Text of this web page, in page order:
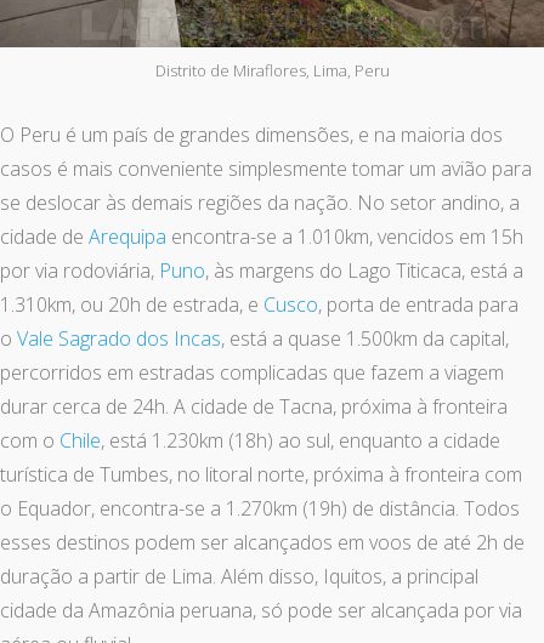
Distrito de Miraflores, Lima, Peru
O Peru é um país de grandes dimensões, e na maioria dos
casos é mais conveniente simplesmente tomar um avião para
se deslocar às demais regiões da nação. No setor andino, a
cidade de Arequipa encontra-se a 1.010km, vencidos em 15h
por via rodoviária, Puno, às margens do Lago Titicaca, está a
1.310km, ou 20h de estrada, e Cusco, porta de entrada para
o Vale Sagrado dos Incas, está a quase 1.500km da capital,
percorridos em estradas complicadas que fazem a viagem
durar cerca de 24h. A cidade de Tacna, próxima à fronteira
com o Chile, está 1.230km (18h) ao sul, enquanto a cidade
turística de Tumbes, no litoral norte, próxima à fronteira com
o Equador, encontra-se a 1.270km (19h) de distância. Todos
esses destinos podem ser alcançados em voos de até 2h de
duração a partir de Lima. Além disso, Iquitos, a principal
cidade da Amazônia peruana, só pode ser alcançada por via